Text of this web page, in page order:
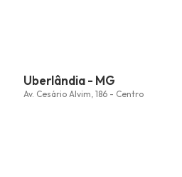
Uberlândia - MG
Av. Cesário Alvim, 186 - Centro